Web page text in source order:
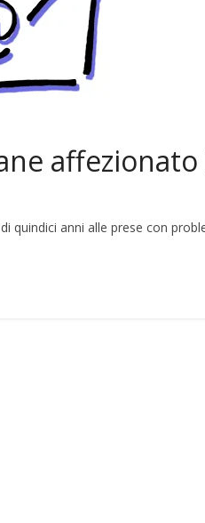
quindici anni alle prese con